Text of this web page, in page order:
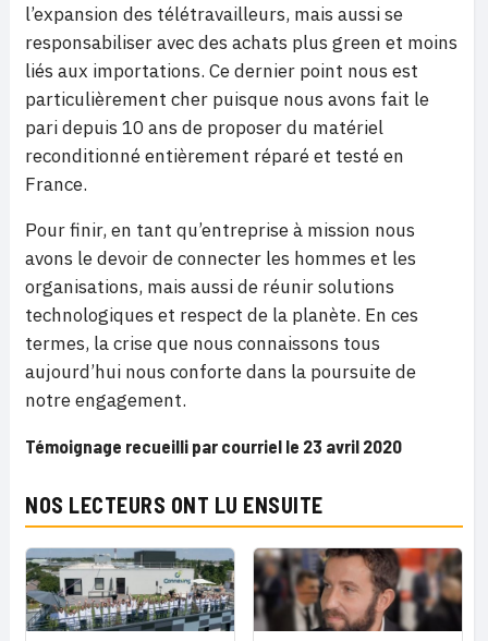
l’expansion des télétravailleurs, mais aussi se
responsabiliser avec des achats plus green et moins
liés aux importations. Ce dernier point nous est
particulièrement cher puisque nous avons fait le
pari depuis 10 ans de proposer du matériel
reconditionné entièrement réparé et testé en
France.
Pour finir, en tant qu’entreprise à mission nous
avons le devoir de connecter les hommes et les
organisations, mais aussi de réunir solutions
technologiques et respect de la planète. En ces
termes, la crise que nous connaissons tous
aujourd’hui nous conforte dans la poursuite de
notre engagement.
Témoignage recueilli par courriel le 23 avril 2020
NOS LECTEURS ONT LU ENSUITE